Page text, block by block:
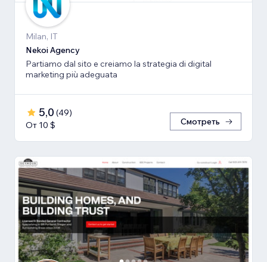
Milan, IT
Nekoi Agency
Partiamo dal sito e creiamo la strategia di digital
marketing più adeguata
5,0 (49)
От 10 $
Смотреть